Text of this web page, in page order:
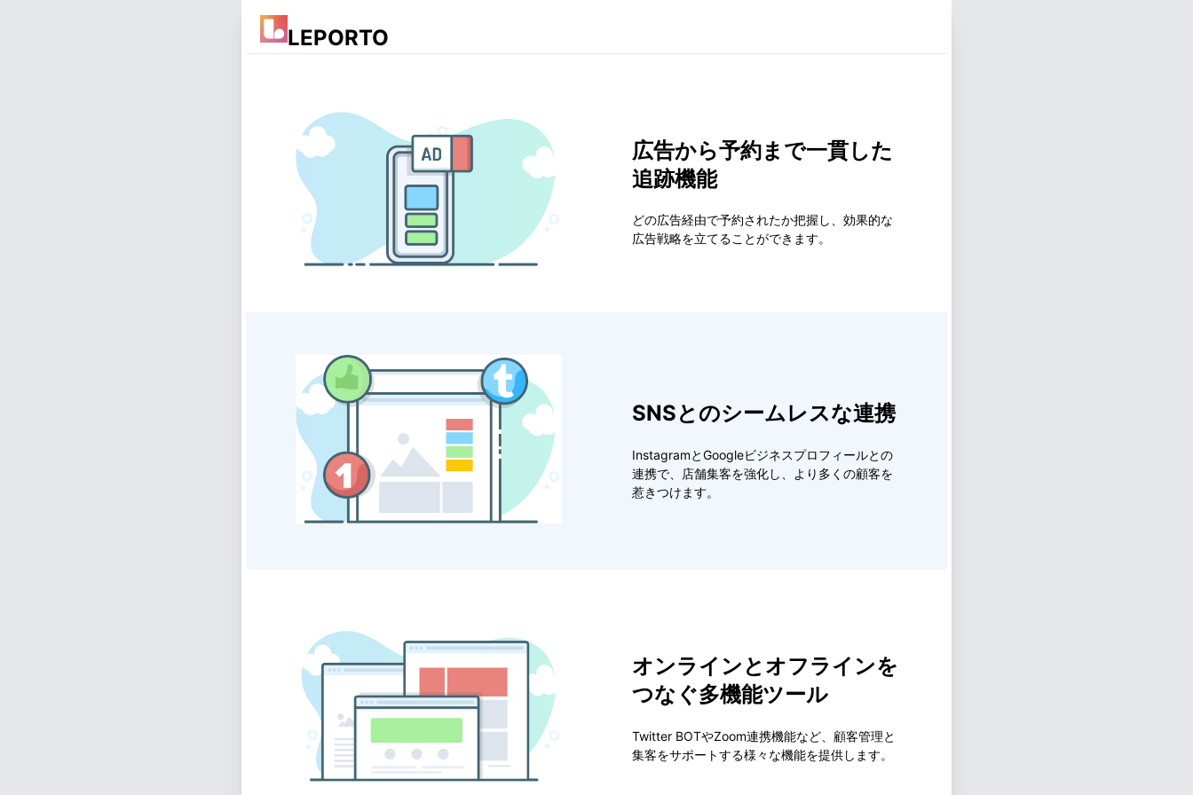
LEPORTO
広告から予約まで一貫した
追跡機能
どの広告経由で予約されたか把握し、効果的な
広告戦略を立てることができます。
SNSとのシームレスな連携
InstagramとGoogleビジネスプロフィールとの
連携で、店舗集客を強化し、より多くの顧客を
惹きつけます。
オンラインとオフラインを
つなぐ多機能ツール
Twitter BOTやZoom連携機能など、顧客管理と
集客をサポートする様々な機能を提供します。